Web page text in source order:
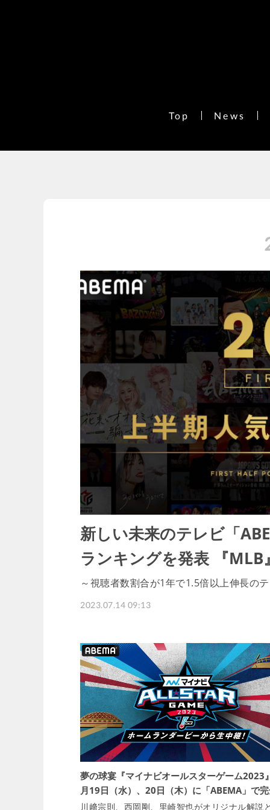
Top News
新しい未来のテレビ「
ランキングを発表 『
～視聴者数割合が1年で1.5倍以上伸長の
2023.07.14 09:13
夢の球宴『マイナビオールスターゲーム2023
月19日（水）、20日（木）に「ABEMA」で
川﨑宗則、西岡剛、里崎智也がオリジナル解説